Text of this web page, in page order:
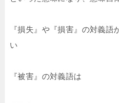
『損失』や『損害』の対義語
い
『被害』の対義語は